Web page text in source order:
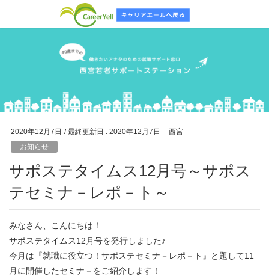
2020年12月7日 / 最終更新日 : 2020年12月7日
西宮
お知らせ
サポステタイムス12月号～サポス
テセミナ－レポ－ト～
みなさん、こんにちは！
サポステタイムス12月号を発行しました♪
今月は『就職に役立つ！サポステセミナ－レポ－ト』と題して11
月に開催したセミナ－をご紹介します！